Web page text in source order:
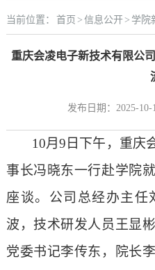
当前位置： 首页 > 信息公开> 学院
重庆会凌电子新技术有限公
发布日期：2025-10-
10月9 日下午，重庆
事长冯晓东一行赴学院
座谈。公司总经办主任
波，技术研发人员王显
党委书记李传东，院长